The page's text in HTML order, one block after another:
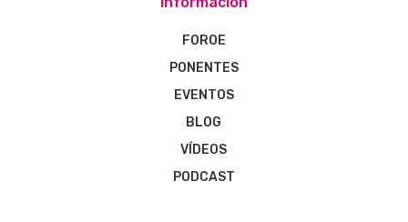
FOROE
PONENTES
EVENTOS
BLOG
VÍDEOS
PODCAST